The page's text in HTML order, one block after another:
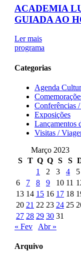
ACADEMIA
GUIADA AO
Ler mais
programa
Categorias
Agenda
Conferências
Exposições
Lançamentos
Visitas /
Março 2023
S
T Q Q S S
1
2 3 4
5
6
7 8 9 10 11
13 14 15 16 17 18
20 21 22 23 24 25
27 28 29 30 31
« Fev
Abr »
Arquivo